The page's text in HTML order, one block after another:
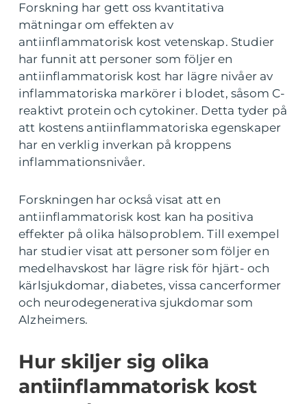
Forskning har gett oss kvantitativa
mätningar om effekten av
antiinflammatorisk kost vetenskap. Studier
har funnit att personer som följer en
antiinflammatorisk kost har lägre nivåer av
inflammatoriska markörer i blodet, såsom C-
reaktivt protein och cytokiner. Detta tyder på
att kostens antiinflammatoriska egenskaper
har en verklig inverkan på kroppens
inflammationsnivåer.
Forskningen har också visat att en
antiinflammatorisk kost kan ha positiva
effekter på olika hälsoproblem. Till exempel
har studier visat att personer som följer en
medelhavskost har lägre risk för hjärt- och
kärlsjukdomar, diabetes, vissa cancerformer
och neurodegenerativa sjukdomar som
Alzheimers.
Hur skiljer sig olika
antiinflammatorisk kost